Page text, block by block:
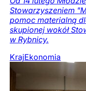
Stowarzyszeniem
pomoc materialną
skupionej wokół
w Rybnicy.
KrajEkonomia